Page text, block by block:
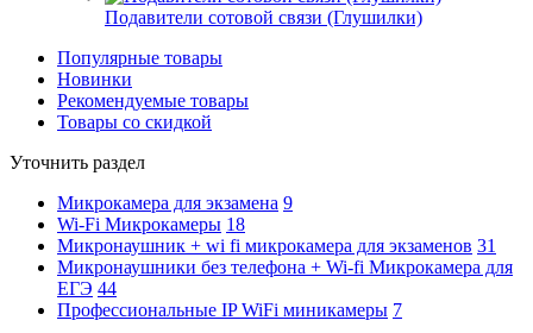
Подавители сотовой связи (Глушилки)
Популярные товары
Новинки
Рекомендуемые товары
Товары со скидкой
Уточнить раздел
Микрокамера для экзамена 9
Wi-Fi Микрокамеры 18
Микронаушник + wi fi микрокамера для экзаменов 31
Микронаушники без телефона + Wi-fi Микрокамера для
ЕГЭ 44
Профессиональные IP WiFi миникамеры 7